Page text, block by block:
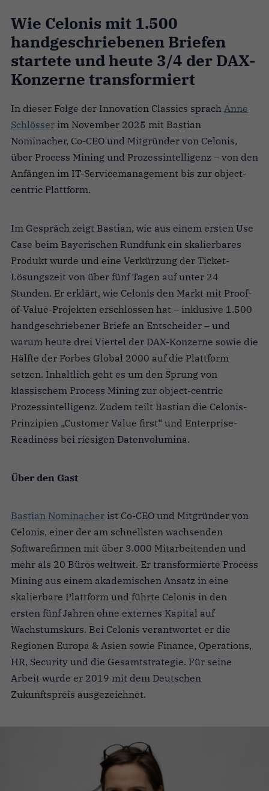
Wie Celonis mit 1.500
handgeschriebenen Briefen
startete und heute 3/4 der DAX-
Konzerne transformiert
In dieser Folge der Innovation Classics sprach Anne
Schlösser im November 2025 mit Bastian
Nominacher, Co-CEO und Mitgründer von Celonis,
über Process Mining und Prozessintelligenz – von den
Anfängen im IT-Servicemanagement bis zur object-
centric Plattform.
Im Gespräch zeigt Bastian, wie aus einem ersten Use
Case beim Bayerischen Rundfunk ein skalierbares
Produkt wurde und eine Verkürzung der Ticket-
Lösungszeit von über fünf Tagen auf unter 24
Stunden. Er erklärt, wie Celonis den Markt mit Proof-
of-Value-Projekten erschlossen hat – inklusive 1.500
handgeschriebener Briefe an Entscheider – und
warum heute drei Viertel der DAX-Konzerne sowie die
Hälfte der Forbes Global 2000 auf die Plattform
setzen. Inhaltlich geht es um den Sprung von
klassischem Process Mining zur object-centric
Prozessintelligenz. Zudem teilt Bastian die Celonis-
Prinzipien „Customer Value first“ und Enterprise-
Readiness bei riesigen Datenvolumina.
Über den Gast
Bastian Nominacher ist Co-CEO und Mitgründer von
Celonis, einer der am schnellsten wachsenden
Softwarefirmen mit über 3.000 Mitarbeitenden und
mehr als 20 Büros weltweit. Er transformierte Process
Mining aus einem akademischen Ansatz in eine
skalierbare Plattform und führte Celonis in den
ersten fünf Jahren ohne externes Kapital auf
Wachstumskurs. Bei Celonis verantwortet er die
Regionen Europa & Asien sowie Finance, Operations,
HR, Security und die Gesamtstrategie. Für seine
Arbeit wurde er 2019 mit dem Deutschen
Zukunftspreis ausgezeichnet.